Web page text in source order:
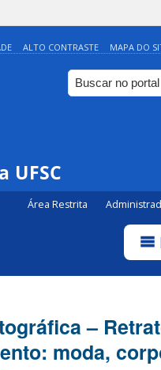
Comunica
Participe
ALTO CONTRASTE MAPA DO
UFSC
Área Restrita
–
moda,